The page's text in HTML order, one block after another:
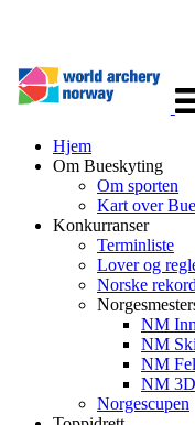
Hjem
Om Bueskyting
Om sporten
Kart over
Konkurranser
Terminliste
Lover og
Norske
NM
NM
NM
NM
Norgescupen